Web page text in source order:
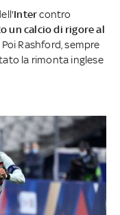
Intercontro
un calcio di rigore al
. Poi Rashford, sempre
la rimonta inglese